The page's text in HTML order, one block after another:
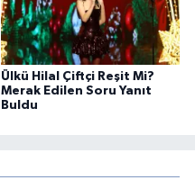
Ülkü Hilal Çiftçi Reşit Mi?
Merak Edilen Soru Yanıt
Buldu